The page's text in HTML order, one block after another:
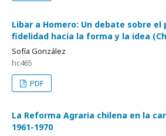
Libar a Homero: Un debate sobre el
fidelidad hacia la forma y la idea
Sofía González
hc465
PDF
La Reforma Agraria chilena en la
1961-1970